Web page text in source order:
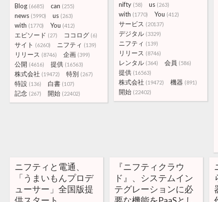
Blog (6685) can (255)
news (5990) us (263)
with (1770) You (412)
エピソード (27) ココログ (6)
サイト (6260) ニフティ (139)
リリース (8746) 企画 (399)
公開 (4616) 提供 (16563)
株式会社 (19472) 特別 (267)
特設 (136) 白書 (107)
記念 (267) 開始 (22402)
nifty (58) us (263)
with (1770) You (412)
サービス (20137)
デジタル (3329)
ニフティ (139)
リリース (8746)
レンタル (364) 会員 (586)
提供 (16563)
株式会社 (19472) 機器 (891)
開始 (22402)
ニフティと電通、
「うまいもんプロデ
ューサー」全国版提
『ニフティクラウ
ド』、システムイン
テグレーションに必